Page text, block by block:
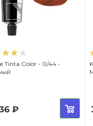
Tinta Color - 0/44 -
₽